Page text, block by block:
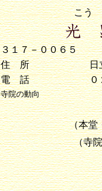
こう
３１７－００６５
住 所
日
電 話
０
寺院の動向
（本堂
（寺